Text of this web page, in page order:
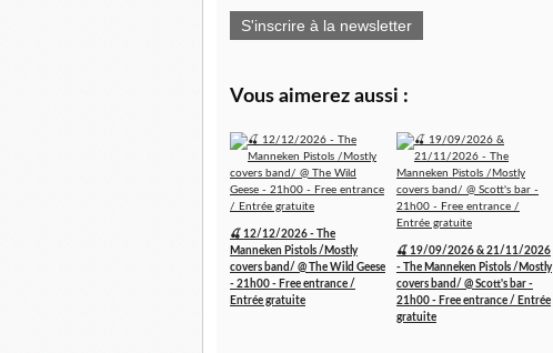
S'inscrire à la newsletter
Vous aimerez aussi :
🍒 12/12/2026 - The
Manneken Pistols /Mostly
covers band/ @ The Wild Geese
- 21h00 - Free entrance /
Entrée gratuite
🍒 19/09/2026 & 21/11/2026
- The Manneken Pistols /Mostly
covers band/ @ Scott's bar -
21h00 - Free entrance / Entrée
gratuite